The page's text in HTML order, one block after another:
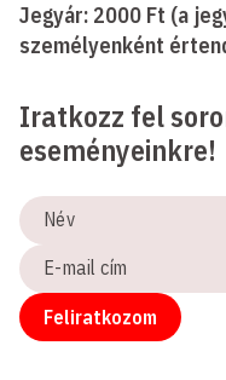
Jegyár: 2000 Ft (a
személyenként
Iratkozz fel
eseményeinkre!
Név
E-
mail
cím
Feliratkozom